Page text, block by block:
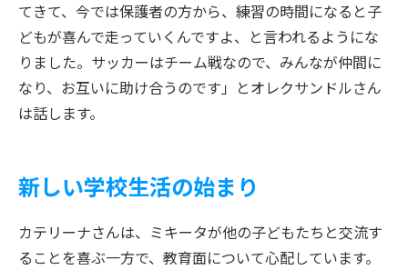
てきて、今では保護者の方から、練習の時間になると子
どもが喜んで走っていくんですよ、と言われるようにな
りました。サッカーはチーム戦なので、みんなが仲間に
なり、お互いに助け合うのです」とオレクサンドルさん
は話します。
新しい学校生活の始まり
カテリーナさんは、ミキータが他の子どもたちと交流す
ることを喜ぶ一方で、教育面について心配しています。